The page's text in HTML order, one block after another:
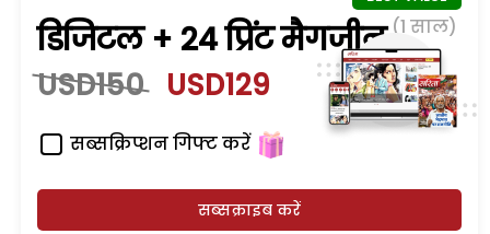
डिजिटल + 24 प्रिंट मैगजीन (1 साल)
USD150 USD129
सब्सक्रिप्शन गिफ्ट करें
सब्सक्राइब करें